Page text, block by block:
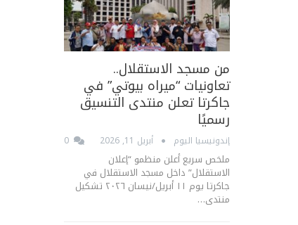
من مسجد الاستقلال..
تعاونيات “ميراه بيوتي” في
جاكرتا تعلن منتدى التنسيق
رسميًا
إندونيسيا اليوم أبريل 11, 2026
ملخص سريع أعلن منظمو “إعلان
الاستقلال” داخل مسجد الاستقلال في
جاكرتا يوم ١١ أبريل/نيسان ٢٠٢٦ تشكيل
منتدى…